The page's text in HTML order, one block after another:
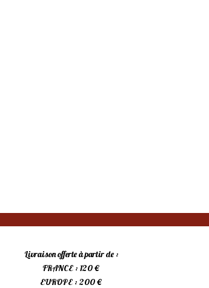
Livraison offerte à partir de :
FRANCE : 120 €
EUROPE : 200 €